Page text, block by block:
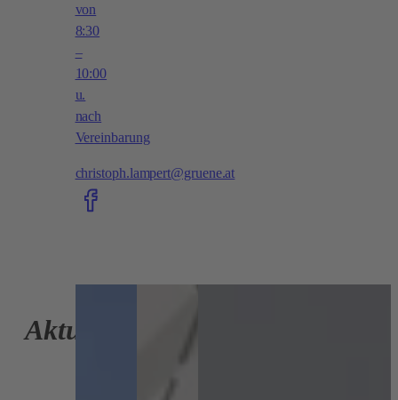
von
8:30
–
10:00
u.
nach
Vereinbarung
christoph.lampert@gruene.at
Aktuelles